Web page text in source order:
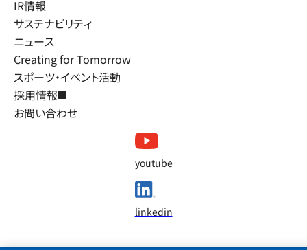
IR情報
サステナビリティ
ニュース
Creating for Tomorrow
スポーツ・イベント活動
採用情報
お問い合わせ
youtube
linkedin